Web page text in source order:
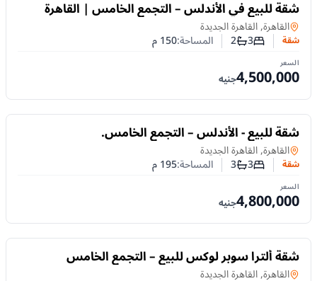
شقة للبيع في الأندلس – التجمع الخامس | القاهرة
الجديدة
شقةفي
القاهرة, القاهرة الجديدة
شقة عدد غرف النوم
3عدد الحمامات
2 المساحة:150م
السعر
4,500,000جنيه
للبيع
شقة للبيع - الأندلس – التجمع الخامس.
شقةفي
القاهرة, القاهرة الجديدة
شقة عدد غرف النوم
3عدد الحمامات
3 المساحة:195م
السعر
4,800,000جنيه
للبيع
شقة ألترا سوبر لوكس للبيع – التجمع الخامس
شقةفي
القاهرة, القاهرة الجديدة